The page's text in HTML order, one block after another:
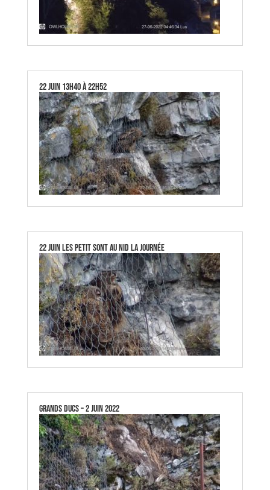
22 Juin 13h40 à 22h52
22 juin les petit sont au nid la journée
GRANDS DUCS – 2 JUIN 2022